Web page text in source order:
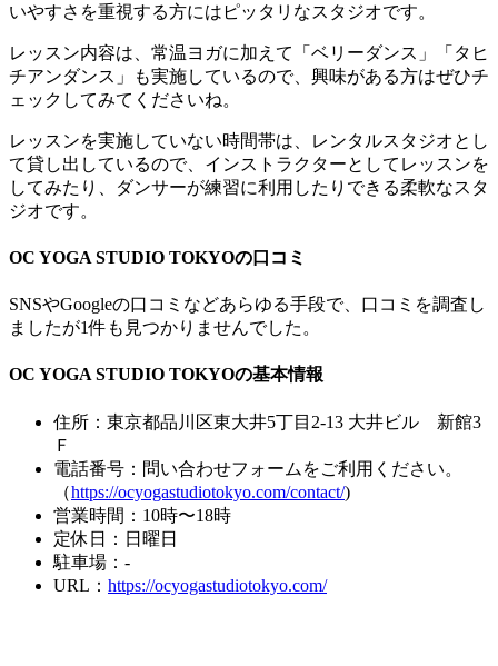
いやすさを重視する方にはピッタリなスタジオです。
レッスン内容は、常温ヨガに加えて「ベリーダンス」「タヒ
チアンダンス」も実施しているので、興味がある方はぜひチ
ェックしてみてくださいね。
レッスンを実施していない時間帯は、レンタルスタジオとし
て貸し出しているので、インストラクターとしてレッスンを
してみたり、ダンサーが練習に利用したりできる柔軟なスタ
ジオです。
OC YOGA STUDIO TOKYOの口コミ
SNSやGoogleの口コミなどあらゆる手段で、口コミを調査し
ましたが1件も見つかりませんでした。
OC YOGA STUDIO TOKYOの基本情報
住所：東京都品川区東大井5丁目2-13 大井ビル 新館3
Ｆ
電話番号：問い合わせフォームをご利用ください。
（https://ocyogastudiotokyo.com/contact/)
営業時間：10時〜18時
定休日：日曜日
駐車場：-
URL： https://ocyogastudiotokyo.com/